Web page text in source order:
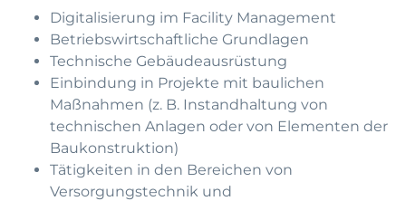
Digitalisierung im Facility Management
Betriebswirtschaftliche Grundlagen
Technische Gebäudeausrüstung
Einbindung in Projekte mit baulichen
Maßnahmen (z. B. Instandhaltung von
technischen Anlagen oder von Elementen der
Baukonstruktion)
Tätigkeiten in den Bereichen von
Versorgungstechnik und